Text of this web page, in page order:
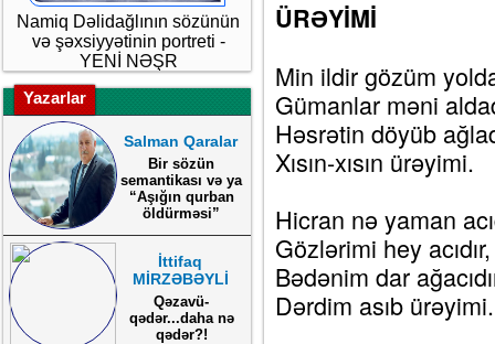
Namiq Dəlidağlının sözünün
və şəxsiyyətinin portreti -
YENİ NƏŞR
Yazarlar
Salman Qaralar
Bir sözün
semantikası və ya
“Aşığın qurban
öldürməsi”
İttifaq
MİRZƏBƏYLİ
Qəzavü-
qədər...daha nə
qədər?!
ÜRƏYİMİ
Min ildir gözüm
Gümanlar məni
Həsrətin döyüb
Xısın-xısın ürəyimi.
Hicran nə yaman
Gözlərimi hey acıdır,
Bədənim dar
Dərdim asıb ürəyimi.